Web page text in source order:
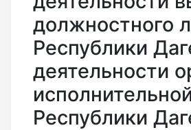
должностного
Республики
деятельности
Республики